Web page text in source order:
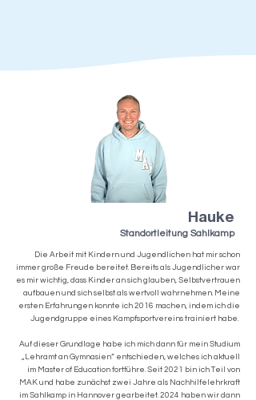
Hauke
Standortleitung Sahlkamp
Die Arbeit mit Kindern und Jugendlichen hat mir schon
immer große Freude bereitet. Bereits als Jugendlicher war
es mir wichtig, dass Kinder an sich glauben, Selbstvertrauen
aufbauen und sich selbst als wertvoll wahrnehmen. Meine
ersten Erfahrungen konnte ich 2016 machen, indem ich die
Jugendgruppe eines Kampfsportvereins trainiert habe.
Auf dieser Grundlage habe ich mich dann für mein Studium
„Lehramt an Gymnasien“ entschieden, welches ich aktuell
im Master of Education fortführe. Seit 2021 bin ich Teil von
MAK und habe zunächst zwei Jahre als Nachhilfelehrkraft
im Sahlkamp in Hannover gearbeitet. 2024 haben wir dann